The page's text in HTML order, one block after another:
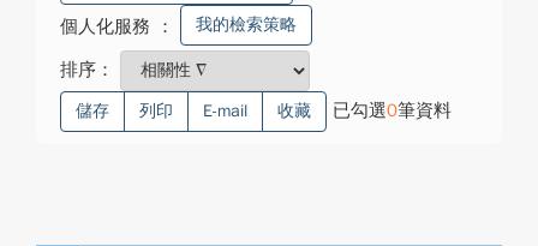
個人化服務 ： 我的檢索策略
排序：
儲存 列印 E-mail 收藏 已勾選0筆資料